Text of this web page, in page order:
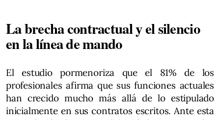
La brecha contractual y el silencio
en la línea de mando
El estudio pormenoriza que el 81% de los
profesionales afirma que sus funciones actuales
han crecido mucho más allá de lo estipulado
inicialmente en sus contratos escritos. Ante esta